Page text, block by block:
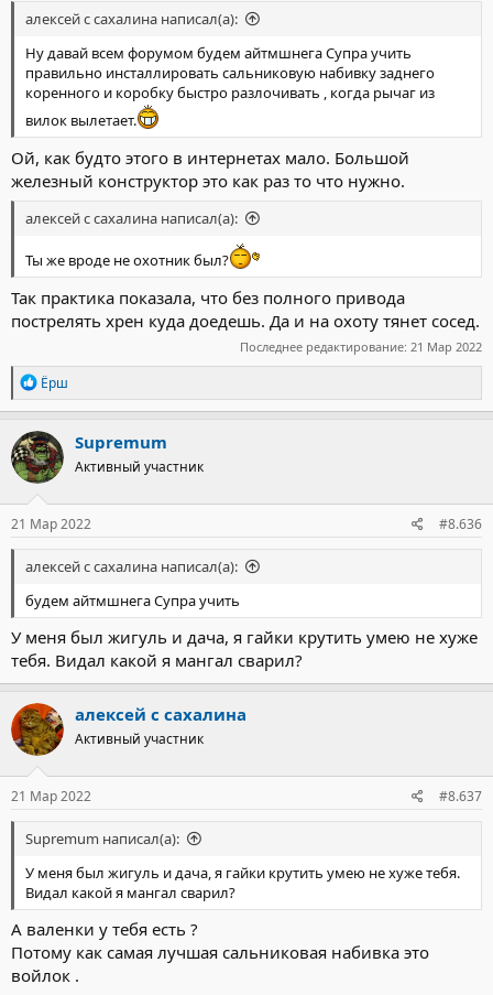
алексей с сахалина написал(а):
Ну давай всем форумом будем айтмшнега Супра учить
правильно инсталлировать сальниковую набивку заднего
коренного и коробку быстро разлочивать , когда рычаг из
вилок вылетает.
Ой, как будто этого в интернетах мало. Большой
железный конструктор это как раз то что нужно.
алексей с сахалина написал(а):
Ты же вроде не охотник был?
Так практика показала, что без полного привода
пострелять хрен куда доедешь. Да и на охоту тянет сосед.
Последнее редактирование: 21 Мар 2022
Р
е
а
к
ц
и
и
:
Ёрш
Supremum
Активный участник
21 Мар 2022 #8.636
алексей с сахалина написал(а):
будем айтмшнега Супра учить
У меня был жигуль и дача, я гайки крутить умею не хуже
тебя. Видал какой я мангал сварил?
алексей с сахалина
Активный участник
21 Мар 2022 #8.637
Supremum написал(а):
У меня был жигуль и дача, я гайки крутить умею не хуже тебя.
Видал какой я мангал сварил?
А валенки у тебя есть ?
Потому как самая лучшая сальниковая набивка это
войлок .